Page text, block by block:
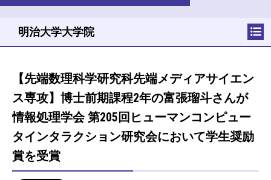
【先端数理科学研究科先端メディアサイエン
ス専攻】博士前期課程2年の富張瑠斗さんが
情報処理学会 第205回ヒューマンコンピュー
タインタラクション研究会において学生奨励
賞を受賞
明治大学大学院